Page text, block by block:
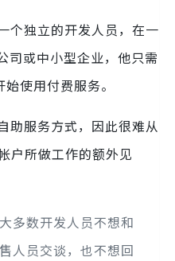
个独立的开发人员，在一
司或中小型企业，他只需
使用付费服务。
助服务方式，因此很难从
户所做工作的额外见
多数开发人员不想和
人员交谈，也不想回